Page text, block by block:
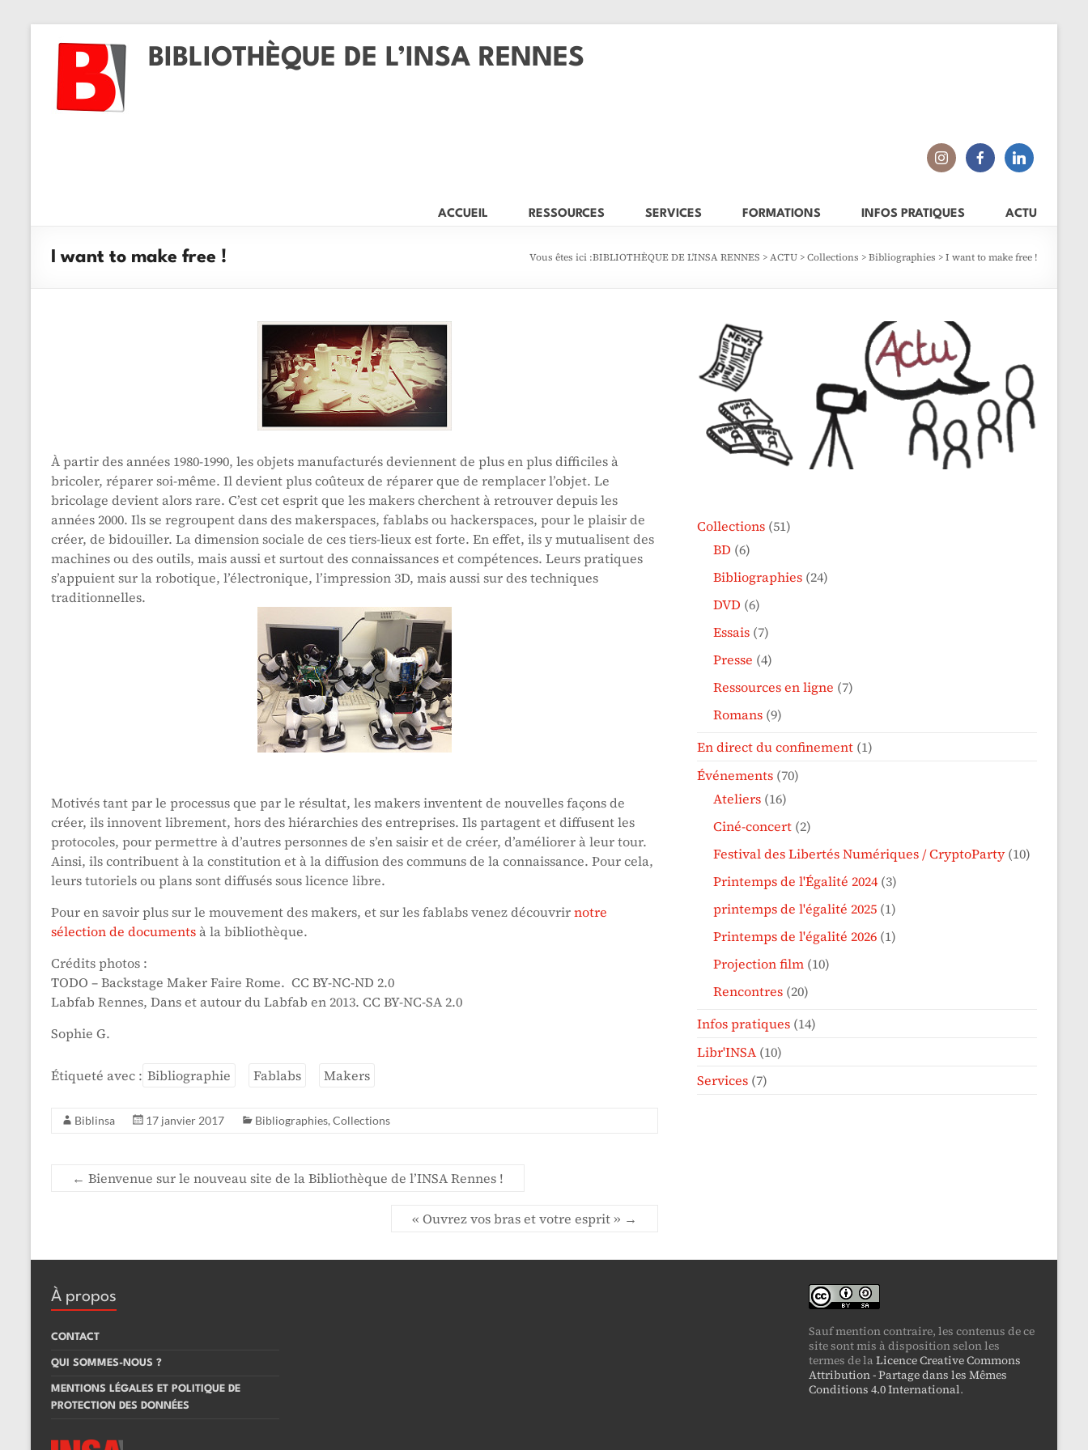
BIBLIOTHÈQUE DE L’INSA RENNES
ACCUEIL RESSOURCES SERVICES FORMATIONS INFOS PRATIQUES ACTU
I want to make free ! Vous êtes ici :BIBLIOTHÈQUE DE L'INSA RENNES >ACTU >Collections >Bibliographies >I want to make free !
À partir des années 1980-1990, les objets manufacturés deviennent de plus en plus difficiles à
bricoler, réparer soi-même. Il devient plus coûteux de réparer que de remplacer l’objet. Le
bricolage devient alors rare. C’est cet esprit que les makers cherchent à retrouver depuis les
années 2000. Ils se regroupent dans des makerspaces, fablabs ou hackerspaces, pour le plaisir de
créer, de bidouiller. La dimension sociale de ces tiers-lieux est forte. En effet, ils y mutualisent des
machines ou des outils, mais aussi et surtout des connaissances et compétences. Leurs pratiques
s’appuient sur la robotique, l’électronique, l’impression 3D, mais aussi sur des techniques
traditionnelles.
Motivés tant par le processus que par le résultat, les makers inventent de nouvelles façons de
créer, ils innovent librement, hors des hiérarchies des entreprises. Ils partagent et diffusent les
protocoles, pour permettre à d’autres personnes de s’en saisir et de créer, d’améliorer à leur tour.
Ainsi, ils contribuent à la constitution et à la diffusion des communs de la connaissance. Pour cela,
leurs tutoriels ou plans sont diffusés sous licence libre.
Pour en savoir plus sur le mouvement des makers, et sur les fablabs venez découvrirnotre
sélection de documentsà la bibliothèque.
Crédits photos :
TODO – Backstage Maker Faire Rome. CC BY-NC-ND 2.0
Labfab Rennes, Dans et autour du Labfab en 2013. CC BY-NC-SA 2.0
Sophie G.
Étiqueté avec : Bibliographie Fablabs Makers
Biblinsa 17 janvier 2017 Bibliographies, Collections
← Bienvenue sur le nouveau site de la Bibliothèque de l’INSA Rennes !
« Ouvrez vos bras et votre esprit » →
Collections (51)
BD (6)
Bibliographies (24)
DVD (6)
Essais (7)
Presse (4)
Ressources en ligne (7)
Romans (9)
En direct du confinement (1)
Événements (70)
Ateliers (16)
Ciné-concert (2)
Festival des Libertés Numériques / CryptoParty(10)
Printemps de l'Égalité 2024(3)
printemps de l'égalité 2025 (1)
Printemps de l'égalité 2026 (1)
Projection film (10)
Rencontres (20)
Infos pratiques (14)
Libr'INSA(10)
Services (7)
À propos
CONTACT
QUI SOMMES-NOUS ?
MENTIONS LÉGALES ET POLITIQUE DE
PROTECTION DES DONNÉES
Sauf mention contraire, les contenus de ce
site sont mis à disposition selon les
termes de laLicence Creative Commons
Attribution - Partage dans les Mêmes
Conditions 4.0 International.